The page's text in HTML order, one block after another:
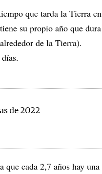
que tarda la Tierra en
su propio año que dura
de la Tierra).
de 2022
cada 2,7 años hay una